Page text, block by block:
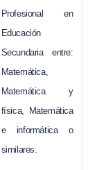
Profesional en
Educación
Secundaria entre:
Matemática,
Matemática y
física, Matemática
e informática o
similares.